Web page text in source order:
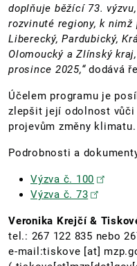
doplňuje běžící 73.
rozvinuté regiony, k nimž
Liberecký, Pardubický,
Olomoucký a Zlínský
prosince 2025,“ dodává
Účelem programu je
zlepšit její odolnost vůči
projevům změny klimatu.
Podrobnosti a
Výzva č. 100
Výzva č. 73
Veronika Krejčí &
tel.: 267 122 835 nebo
e-mail:tiskove [at]